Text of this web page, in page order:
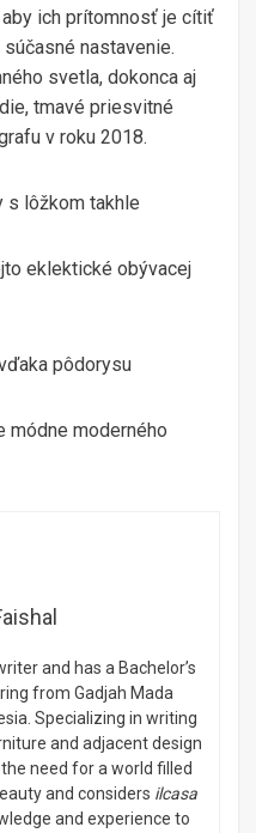
ich prítomnosť je cítiť
nastavenie.
svetla, dokonca aj
tmavé priesvitné
v roku 2018.
and has a Bachelor’s
from Gadjah Mada
Specializing in writing
and adjacent design
need for a world filled
and considers ilcasa
and experience to